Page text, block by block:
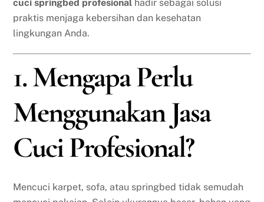
cuci springbed profesional hadir sebagai solusi
praktis menjaga kebersihan dan kesehatan
lingkungan Anda.
1. Mengapa Perlu
Menggunakan Jasa
Cuci Profesional?
Mencuci karpet, sofa, atau springbed tidak semudah